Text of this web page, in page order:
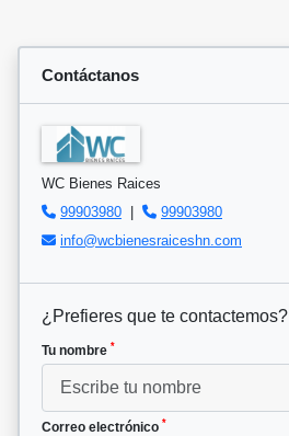
Contáctanos
WC Bienes Raices
99903980 |
99903980
info@wcbienesraiceshn.com
¿Prefieres que te contactemos?
Tu nombre *
Correo electrónico *